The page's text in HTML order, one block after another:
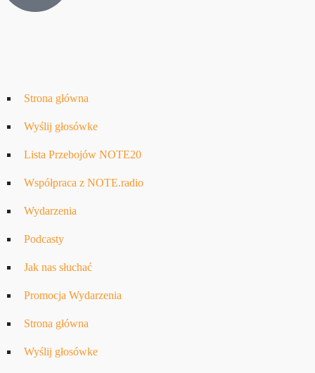
Strona główna
Wyślij głosówke
Lista Przebojów NOTE20
Współpraca z NOTE.radio
Wydarzenia
Podcasty
Jak nas słuchać
Promocja Wydarzenia
Strona główna
Wyślij głosówke